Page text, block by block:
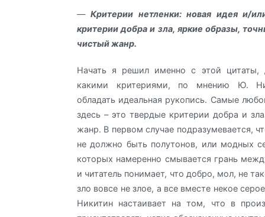
—Критерии нетленки: новая идея и/
критерии добра и зла, яркие образы,
чистый жанр.
Начать я решил именно с этой цитаты,
какими критериями, по мнению Ю.
обладать идеальная рукопись. Самые
здесь – это твердые критерии добра и
жанр. В первом случае подразумевается,
не должно быть полутонов, или модных
которых намеренно смывается грань
и читатель понимает, что добро, мол, не
зло вовсе не злое, а все вместе некое
Никитин настаивает на том, что в